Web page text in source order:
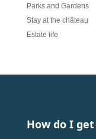
Parks and Gardens
Stay at the château
Estate life
How do I